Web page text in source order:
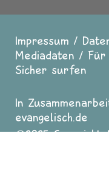
Fußzeile
Impressum
Mediadaten
Für
Sicher surfen
In
evangelisch.de
2025 Copyright